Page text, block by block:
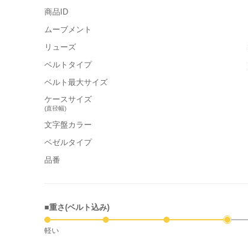
商品ID
ムーブメント
リューズ
ベルトタイプ
ベルト最大サイズ
ケースサイズ
(直径幅)
文字盤カラー
ベゼルタイプ
品番
■重さ(ベルト込み)
軽い